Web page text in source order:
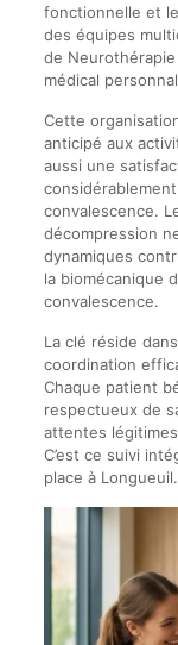
fonctionnelle et
des équipes
de
médical
Cette
anticipé aux
aussi une
convalescence.
décompression
dynamiques
la biomécanique
convalescence.
La clé réside
coordination
Chaque patient
respectueux de
attentes
C’est ce suivi
place à Longueuil.